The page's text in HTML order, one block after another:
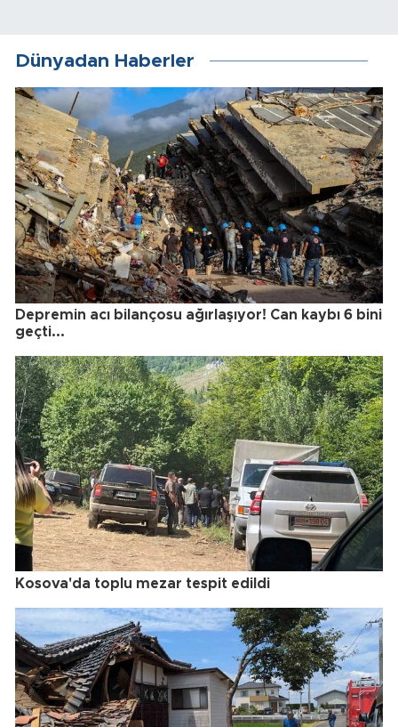
Dünyadan Haberler
Depremin acı bilançosu ağırlaşıyor! Can kaybı 6 bini
geçti...
Kosova'da toplu mezar tespit edildi